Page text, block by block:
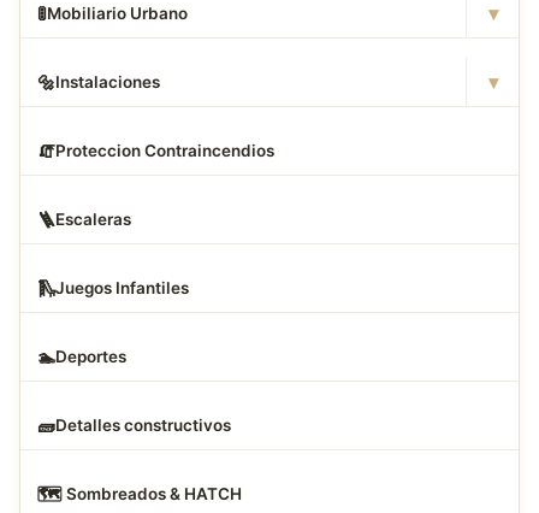
🚦Mobiliario Urbano ▾
🔩Instalaciones ▾
🧯Proteccion Contraincendios
🪜Escaleras
🛝Juegos Infantiles
🏊Deportes
🧱Detalles constructivos
🗺️ Sombreados & HATCH